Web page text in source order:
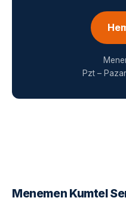
Pzt –
Menemen Kumtel